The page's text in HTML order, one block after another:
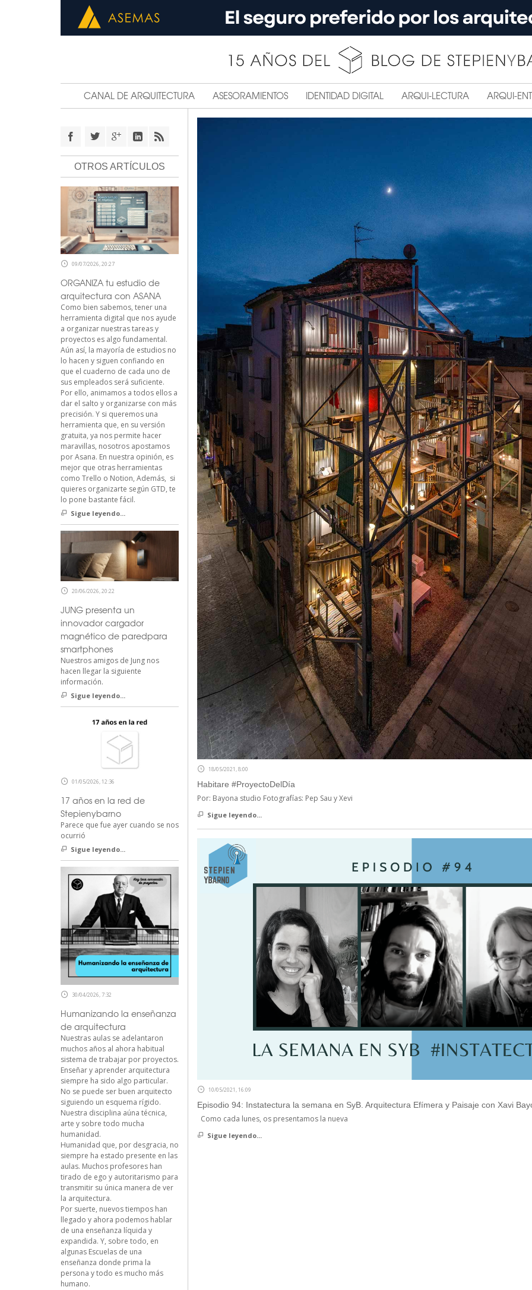
CANAL DE ARQUITECTURA ASESORAMIENTOS IDENTIDAD DIGITAL ARQUI-LECTURA ARQUI-
18/05/2021, 8:00
Habitare #ProyectoDelDía
Por: Bayona studio Fotografías: Pep Sau y Xevi
Sigue leyendo...
10/05/2021, 16:09
Episodio 94: Instatectura la semana en SyB. Arquitectura Efímera y Paisaje con Xavi
Como cada lunes, os presentamos la nueva
Sigue leyendo...
OTROS ARTÍCULOS
09/07/2026, 20:27
ORGANIZA tu estudio de
arquitectura con ASANA
Como bien sabemos, tener una
herramienta digital que nos ayude
a organizar nuestras tareas y
proyectos es algo fundamental.
Aún así, la mayoría de estudios no
lo hacen y siguen confiando en
que el cuaderno de cada uno de
sus empleados será suficiente.
Por ello, animamos a todos ellos a
dar el salto y organizarse con más
precisión. Y si queremos una
herramienta que, en su versión
gratuita, ya nos permite hacer
maravillas, nosotros apostamos
por Asana. En nuestra opinión, es
mejor que otras herramientas
como Trello o Notion, Además, si
quieres organizarte según GTD, te
lo pone bastante fácil.
Sigue leyendo...
20/06/2026, 20:22
JUNG presenta un
innovador cargador
magnético de paredpara
smartphones
Nuestros amigos de Jung nos
hacen llegar la siguiente
información.
Sigue leyendo...
01/05/2026, 12:36
17 años en la red de
Stepienybarno
Parece que fue ayer cuando se nos
ocurrió
Sigue leyendo...
30/04/2026, 7:32
Humanizando la enseñanza
de arquitectura
Nuestras aulas se adelantaron
muchos años al ahora habitual
sistema de trabajar por proyectos.
Enseñar y aprender arquitectura
siempre ha sido algo particular.
No se puede ser buen arquitecto
siguiendo un esquema rígido.
Nuestra disciplina aúna técnica,
arte y sobre todo mucha
humanidad.
Humanidad que, por desgracia, no
siempre ha estado presente en las
aulas. Muchos profesores han
tirado de ego y autoritarismo para
transmitir su única manera de ver
la arquitectura.
Por suerte, nuevos tiempos han
llegado y ahora podemos hablar
de una enseñanza líquida y
expandida. Y, sobre todo, en
algunas Escuelas de una
enseñanza donde prima la
persona y todo es mucho más
humano.